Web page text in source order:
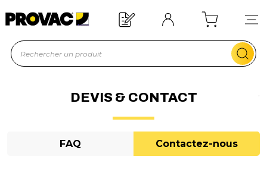
d'un équipement ?
DEVIS & CONTACT
FAQ Contactez-nous